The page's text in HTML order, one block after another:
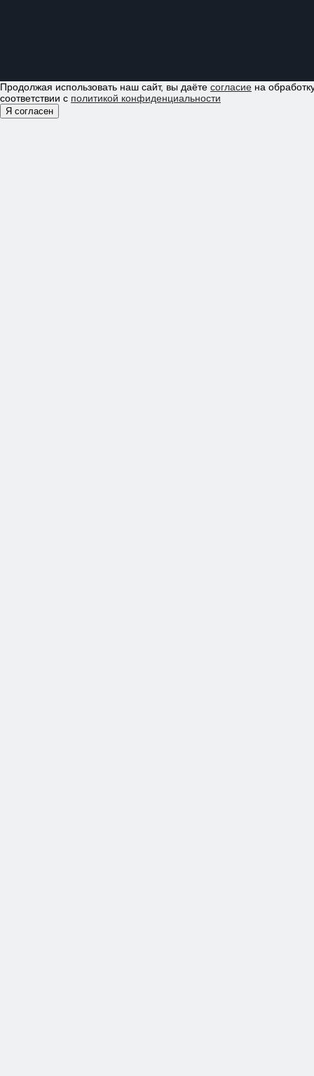
Продолжая использовать наш сайт, вы даёте согласие на
соответствии с политикой конфиденциальности
Я согласен